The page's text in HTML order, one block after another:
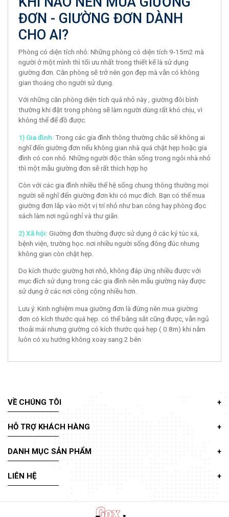
ĐƠN - GIƯỜNG ĐƠN DÀNH
CHO AI?
Phòng có diện tích nhỏ: Những phòng có diện tích 9-15m2 mà
người ở một mình thì tối ưu nhất trong thiết kế là sử dụng
giường đơn. Căn phòng sẽ trở nên gọn đẹp mà vẫn có không
gian thoáng cho người sử dụng.
Với những căn phòng diện tích quá nhỏ này , giường đôi bình
thường khi đặt trong phòng sẽ làm người dùng rất khó chịu, vì
không thể để đồ được.
1) Gia đình:Trong các gia đình thông thường chắc sẽ không ai
nghĩ đến giường đơn nếu không gian nhà quá chật hẹp hoặc gia
đình có con nhỏ. Những người độc thân sống trong ngôi nhà nhỏ
thì một mẫu giường đơn sẽ rất thích hợp họ
Còn với các gia đình nhiều thế hệ sống chung thông thường mọi
người sẽ nghĩ đến giường đơn khi có mục đích. Bạn có thể mua
giường đơn lắp vào một vị trí nhỏ như ban công hay phòng đọc
sách làm nơi ngủ nghỉ và thư giãn.
2) Xã hội:Giường đơn thường được sử dụng ở các ký túc xá,
bệnh viện, trường học. nơi nhiều người sống đông đúc nhưng
không gian còn chật hẹp.
Do kích thước giường hơi nhỏ, không đáp ứng nhiều được với
mục đích sử dụng trong các gia đình nên mẫu giường này được
sử dụng ở các nơi công cộng nhiều hơn.
Lưu ý: Kinh nghiệm mua giường đơn là đừng nên mua giường
đơn có kích thước quá hẹp. có thể bằng sắt cũng được, vẫn ngủ
thoải mái nhưng giường có kích thước quá hẹp ( 0.8m) khi nằm
luôn có xu hướng không xoay sang 2 bên
VỀ CHÚNG TÔI
HỖ TRỢ KHÁCH HÀNG
DANH MỤC SẢN PHẨM
LIÊN HỆ